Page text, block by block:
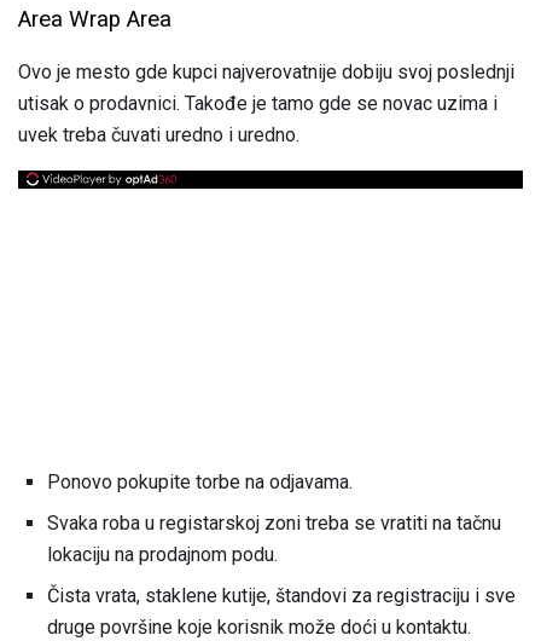
Area Wrap Area
Ovo je mesto gde kupci najverovatnije dobiju svoj poslednji
utisak o prodavnici. Takođe je tamo gde se novac uzima i
uvek treba čuvati uredno i uredno.
Ponovo pokupite torbe na odjavama.
Svaka roba u registarskoj zoni treba se vratiti na tačnu
lokaciju na prodajnom podu.
Čista vrata, staklene kutije, štandovi za registraciju i sve
druge površine koje korisnik može doći u kontaktu.